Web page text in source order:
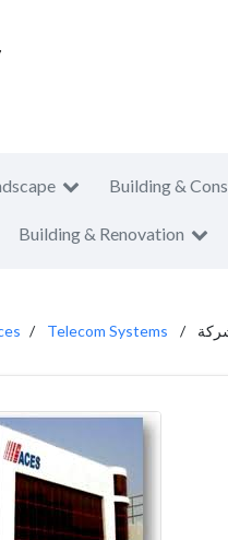
Building &
Building & Renovation
Telecom Systems